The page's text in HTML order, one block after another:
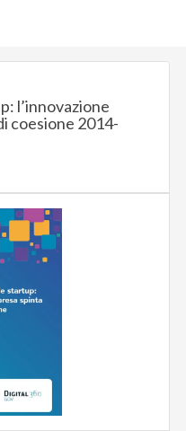
l’innovazione
coesione 2014-